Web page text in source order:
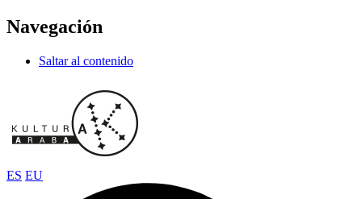
Navegación
Saltar al contenido
ES EU